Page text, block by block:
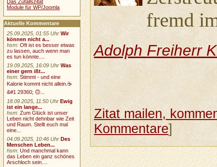
fremd
Adolph Freiherr
Zitat mailen,
Kommentare]
Das Zufallszitat
Module für WP/Joomla
Aktuelle Kommentare
25.09.2025, 01:55 Uhr Wir
können nicht a...
hsm:Oft ist es besser etwas
zu lassen, auch wenn man
es tun könnte....
19.09.2025, 16:09 Uhr Was
einer gern ißt...
hsm:Stimmt - und eine
Kalorie kommt nicht allein.☕
&#1 29360; 🙃...
18.09.2025, 11:50 Uhr Ewig
ist ein lange...
hsm:Zum Glück ist unser
Leben nicht dehnbar wie Zeit
und Raum. Stellt euch mal
eine...
04.09.2025, 10:46 Uhr Des
Menschen Leben...
hsm:Und manchmal kann
das Leben ein ganz schönes
Arschloch sein....